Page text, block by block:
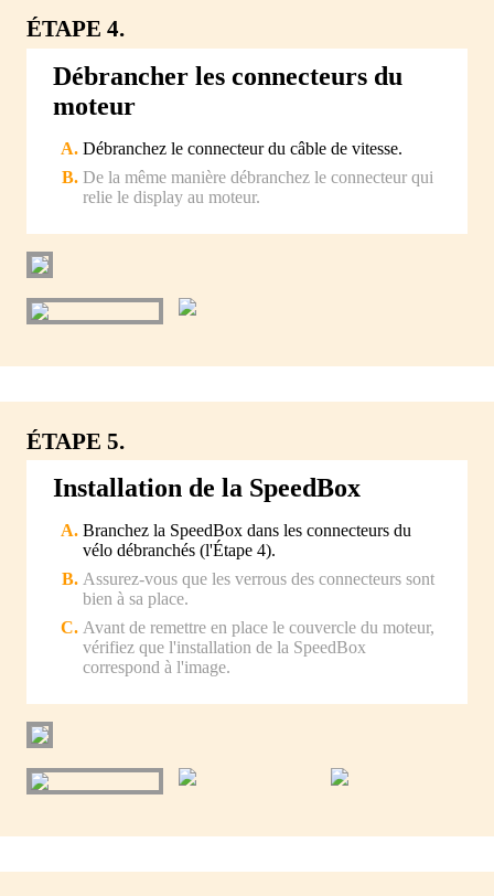
ÉTAPE 4.
Débrancher les connecteurs du
moteur
Débranchez le connecteur du câble de vitesse.
De la même manière débranchez le connecteur qui
relie le display au moteur.
ÉTAPE 5.
Installation de la SpeedBox
Branchez la SpeedBox dans les connecteurs du
vélo débranchés (l'Étape 4).
Assurez-vous que les verrous des connecteurs sont
bien à sa place.
Avant de remettre en place le couvercle du moteur,
vérifiez que l'installation de la SpeedBox
correspond à l'image.